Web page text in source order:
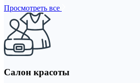
Просмотреть все
Салон красоты